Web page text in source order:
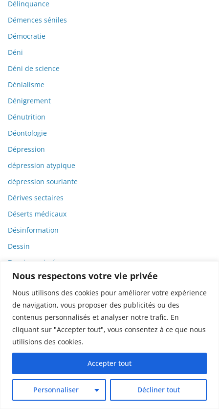
Nous respectons votre vie privée
Nous utilisons des cookies pour améliorer votre expérience
de navigation, vous proposer des publicités ou des
contenus personnalisés et analyser notre trafic. En
cliquant sur "Accepter tout", vous consentez à ce que nous
utilisions des cookies.
Personnaliser Décliner tout
Accepter tout
Délinquance
Démences séniles
Démocratie
Déni
Déni de science
Dénialisme
Dénigrement
Dénutrition
Déontologie
Dépression
dépression atypique
dépression souriante
Dérives sectaires
Déserts médicaux
Désinformation
Dessin
Dessins animés
Déterminisme
Detox
Dette immunitaire
Deux-roues
Diabète
Diagnostic